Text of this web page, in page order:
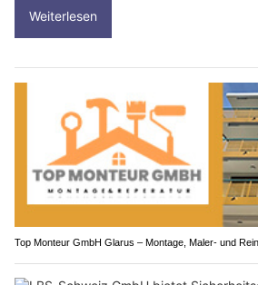
Weiterlesen
Top Monteur GmbH Glarus – Montage, Maler- und